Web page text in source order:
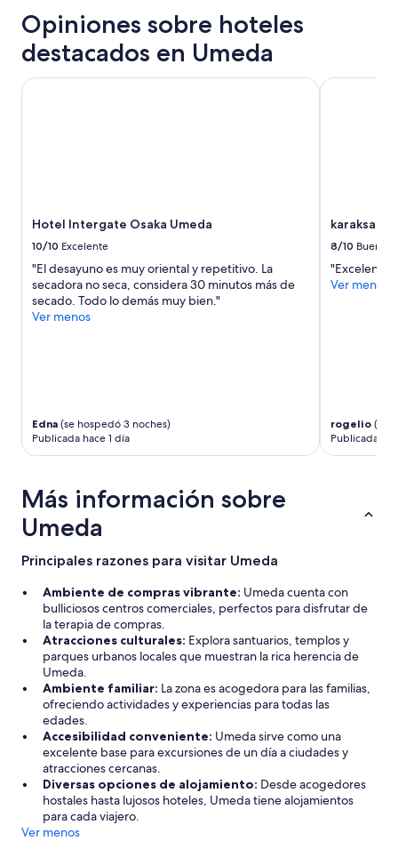
”Opiniones sobre hoteles
destacados en Umeda
Hotel Intergate Osaka Umeda
10/10 Excelente
"El desayuno es muy oriental y repetitivo. La
secadora no seca, considera 30 minutos más de
secado. Todo lo demás muy bien."
Ver menos
Edna (se hospedó 3 noches)
Publicada hace 1 día
Hotel Intergate Osaka Umeda
karaksa
8/10 Bueno
"Excelente
Ver menos
rogelio (se
Publicada
karaksa
Más información sobre
Umeda
Principales razones para visitar Umeda
Ambiente de compras vibrante: Umeda cuenta con
bulliciosos centros comerciales, perfectos para disfrutar de
la terapia de compras.
Atracciones culturales: Explora santuarios, templos y
parques urbanos locales que muestran la rica herencia de
Umeda.
Ambiente familiar: La zona es acogedora para las familias,
ofreciendo actividades y experiencias para todas las
edades.
Accesibilidad conveniente: Umeda sirve como una
excelente base para excursiones de un día a ciudades y
atracciones cercanas.
Diversas opciones de alojamiento: Desde acogedores
hostales hasta lujosos hoteles, Umeda tiene alojamientos
para cada viajero.
Ver menos